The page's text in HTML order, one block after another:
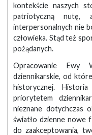
kontekście naszych
patriotyczną nutę,
interpersonalnych nie
człowieka. Stąd też
pożądanych.
Opracowanie Ewy
dziennikarskie, od
historycznej.
priorytetem
nieznane dotychczas
światło dzienne nowe
do zaakceptowania,